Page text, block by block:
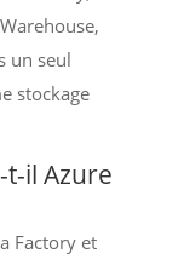
un seul
stockage
il Azure
Factory et